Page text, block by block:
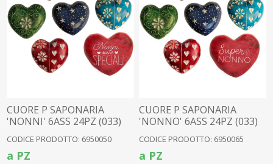
CUORE P SAPONARIA
'NONNI' 6ASS 24PZ (033)
CODICE PRODOTTO: 6950050
a PZ
CUORE P SAPONARIA
'NONNO' 6ASS 24PZ (033)
CODICE PRODOTTO: 6950065
a PZ